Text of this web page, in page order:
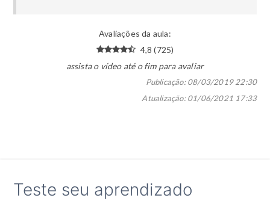
Avaliações da aula:
4,8 (725)
assista o vídeo até o fim para avaliar
Publicação:08/03/2019 22:30
Atualização:01/06/2021 17:33
Teste seu aprendizado